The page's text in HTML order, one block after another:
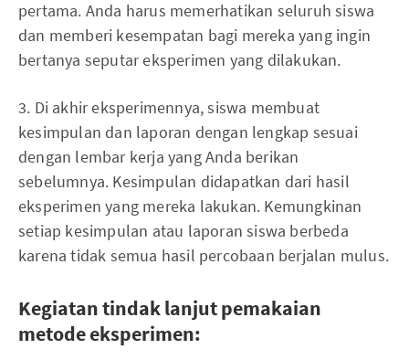
pertama. Anda harus memerhatikan seluruh siswa
dan memberi kesempatan bagi mereka yang ingin
bertanya seputar eksperimen yang dilakukan.
3. Di akhir eksperimennya, siswa membuat
kesimpulan dan laporan dengan lengkap sesuai
dengan lembar kerja yang Anda berikan
sebelumnya. Kesimpulan didapatkan dari hasil
eksperimen yang mereka lakukan. Kemungkinan
setiap kesimpulan atau laporan siswa berbeda
karena tidak semua hasil percobaan berjalan mulus.
Kegiatan tindak lanjut pemakaian
metode eksperimen: